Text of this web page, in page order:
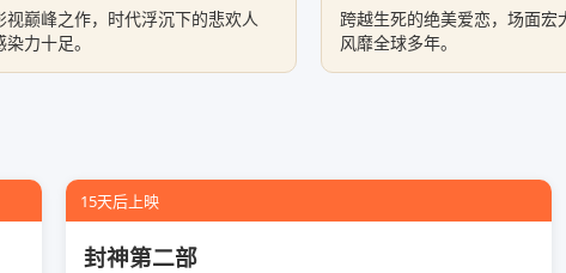
视巅峰之作，时代浮沉下的悲欢人
力十足。
跨越生死的绝美爱恋，场面宏
风靡全球多年。
15天后上映
封神第二部